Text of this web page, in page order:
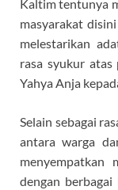
Kaltim tentunya
masyarakat
melestarikan
rasa syukur atas
Yahya Anja
Selain sebagai
antara warga
menyempatkan
dengan